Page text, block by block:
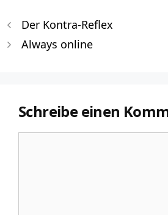
Der Kontra-Reflex
Always online
Schreibe einen